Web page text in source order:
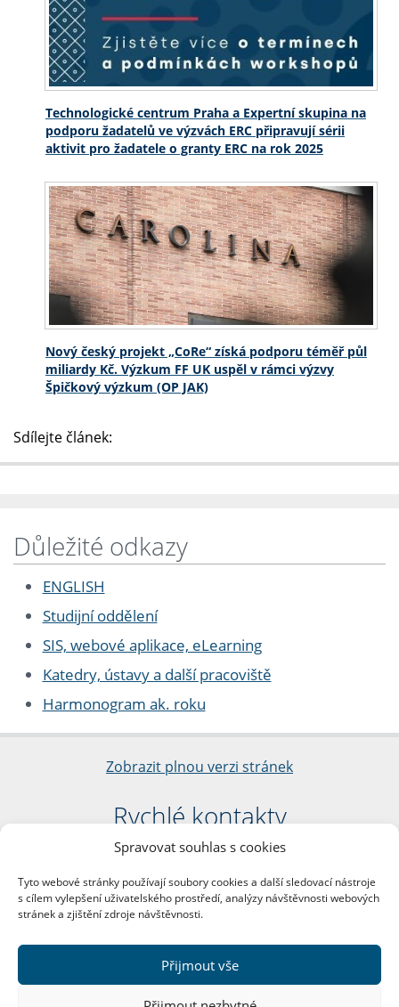
Spravovat souhlas s cookies
Tyto webové stránky používají soubory cookies a další sledovací nástroje
s cílem vylepšení uživatelského prostředí, analýzy návštěvnosti webových
stránek a zjištění zdroje návštěvnosti.
Přijmout vše
Technologické centrum Praha a Expertní skupina na
podporu žadatelů ve výzvách ERC připravují sérii
aktivit pro žadatele o granty ERC na rok 2025
Nový český projekt „CoRe“ získá podporu téměř půl
miliardy Kč. Výzkum FF UK uspěl v rámci výzvy
Špičkový výzkum (OP JAK)
Sdílejte článek:
Důležité odkazy
ENGLISH
Studijní oddělení
SIS, webové aplikace, eLearning
Katedry, ústavy a další pracoviště
Harmonogram ak. roku
Zobrazit plnou verzi stránek
Rychlé kontakty
Filozofická fakulta
nám. Jana Palacha 1/2
116 38 Praha 1
DIČ: CZ00216208
Další kontakty